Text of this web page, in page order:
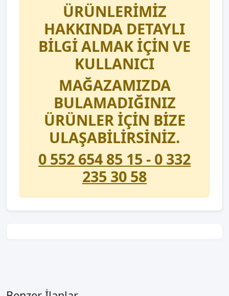
ÜRÜNLERİMİZ
HAKKINDA DETAYLI
BİLGİ ALMAK İÇİN VE
KULLANICI
MAĞAZAMIZDA
BULAMADIĞINIZ
ÜRÜNLER İÇİN BİZE
ULAŞABİLİRSİNİZ.
0 552 654 85 15 - 0 332
235 30 58